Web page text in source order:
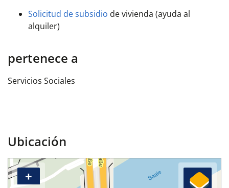
Solicitud de subsidio de vivienda (ayuda al
alquiler)
pertenece a
Servicios Sociales
Ubicación
+